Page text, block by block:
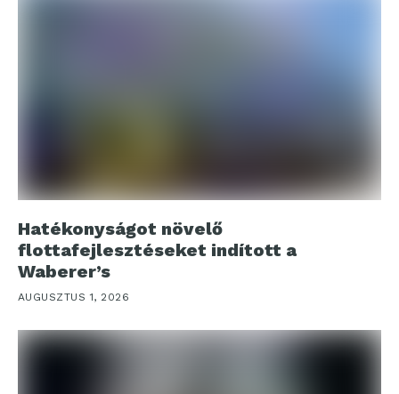
Hatékonyságot növelő
flottafejlesztéseket indított a
Waberer’s
AUGUSZTUS 1, 2026